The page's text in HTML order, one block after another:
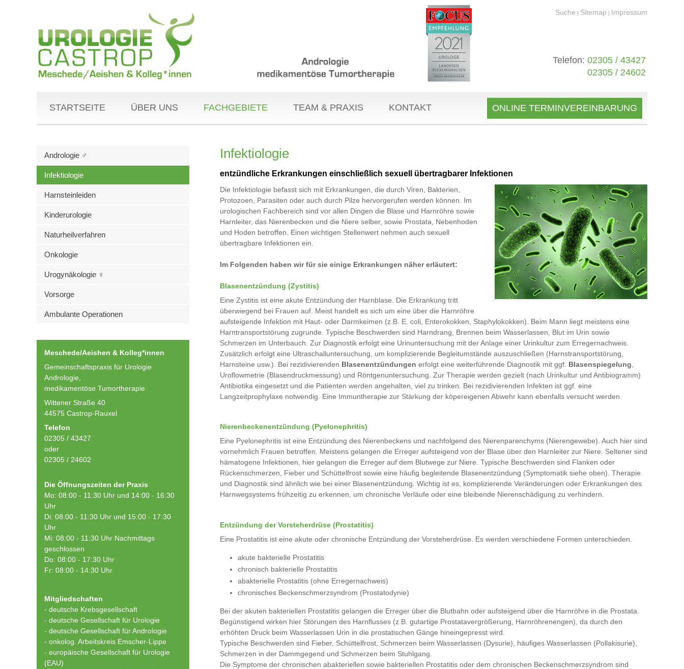
Suche | Sitemap | Impressum
Telefon: 02305 / 43427
02305 / 24602
STARTSEITE ÜBER UNS FACHGEBIETE TEAM & PRAXIS KONTAKT ONLINE TERMINVEREINBARUNG
Andrologie ♂
Infektiologie
Harnsteinleiden
Kinderurologie
Naturheilverfahren
Onkologie
Urogynäkologie ♀
Vorsorge
Ambulante Operationen
Meschede/Aeishen & Kolleg*innen
Gemeinschaftspraxis für Urologie
Andrologie,
medikamentöse Tumortherapie
Wittener Straße 40
44575 Castrop-Rauxel
Telefon
02305 / 43427
oder
02305 / 24602
Die Öffnungszeiten der Praxis
Mo: 08:00 - 11:30 Uhr und 14:00 - 16:30
Uhr
Di: 08:00 - 11:30 Uhr und 15:00 - 17:30
Uhr
Mi: 08:00 - 11:30 Uhr Nachmittags
geschlossen
Do: 08:00 - 17:30 Uhr
Fr: 08:00 - 14:30 Uhr
Mitgliedschaften
- deutsche Krebsgesellschaft
- deutsche Gesellschaft für Urologie
- deutsche Gesellschaft für Andrologie
- onkolog. Arbeitskreis Emscher-Lippe
- europäische Gesellschaft für Urologie
(EAU)
Infektiologie
entzündliche Erkrankungen einschließlich sexuell übertragbarer Infektionen
Die Infektiologie befasst sich mit Erkrankungen, die durch Viren, Bakterien,
Protozoen, Parasiten oder auch durch Pilze hervorgerufen werden können. Im
urologischen Fachbereich sind vor allen Dingen die Blase und Harnröhre sowie
Harnleiter, das Nierenbecken und die Niere selber, sowie Prostata, Nebenhoden
und Hoden betroffen. Einen wichtigen Stellenwert nehmen auch sexuell
übertragbare Infektionen ein.
Im Folgenden haben wir für sie einige Erkrankungen näher erläutert:
Blasenentzündung (Zystitis)
Eine Zystitis ist eine akute Entzündung der Harnblase. Die Erkrankung tritt
überwiegend bei Frauen auf. Meist handelt es sich um eine über die Harnröhre
aufsteigende Infektion mit Haut- oder Darmkeimen (z.B. E. coli, Enterokokken, Staphylokokken). Beim Mann liegt meistens eine
Harntransportstörung zugrunde. Typische Beschwerden sind Harndrang, Brennen beim Wasserlassen, Blut im Urin sowie
Schmerzen im Unterbauch. Zur Diagnostik erfolgt eine Urinuntersuchung mit der Anlage einer Urinkultur zum Erregernachweis.
Zusätzlich erfolgt eine Ultraschalluntersuchung, um komplizierende Begleitumstände auszuschließen (Harnstransportstörung,
Harnsteine usw.). Bei rezidivierenden Blasenentzündungen erfolgt eine weiterführende Diagnostik mit ggf. Blasenspiegelung
Uroflowmetrie (Blasendruckmessung) und Röntgenuntersuchung. Zur Therapie werden gezielt (nach Urinkultur und Antibiogramm)
Antibiotika eingesetzt und die Patienten werden angehalten, viel zu trinken. Bei rezidivierenden Infekten ist ggf. eine
Langzeitprophylaxe notwendig. Eine Immuntherapie zur Stärkung der köpereigenen Abwehr kann ebenfalls versucht werden.
Nierenbeckenentzündung (Pyelonephritis)
Eine Pyelonephritis ist eine Entzündung des Nierenbeckens und nachfolgend des Nierenparenchyms (Nierengewebe). Auch hier sind
vornehmlich Frauen betroffen. Meistens gelangen die Erreger aufsteigend von der Blase über den Harnleiter zur Niere. Seltener sind
hämatogene Infektionen, hier gelangen die Erreger auf dem Blutwege zur Niere. Typische Beschwerden sind Flanken oder
Rückenschmerzen, Fieber und Schüttelfrost sowie eine häufig begleitende Blasenentzündung (Symptomatik siehe oben). Therapie
und Diagnostik sind ähnlich wie bei einer Blasenentzündung. Wichtig ist es, komplizierende Veränderungen oder Erkrankungen des
Harnwegsystems frühzeitig zu erkennen, um chronische Verläufe oder eine bleibende Nierenschädigung zu verhindern.
Entzündung der Vorsteherdrüse (Prostatitis)
Eine Prostatitis ist eine akute oder chronische Entzündung der Vorsteherdrüse. Es werden verschiedene Formen unterschieden.
akute bakterielle Prostatitis
chronisch bakterielle Prostatitis
abakterielle Prostatitis (ohne Erregernachweis)
chronisches Beckenschmerzsyndrom (Prostatodynie)
Bei der akuten bakteriellen Prostatitis gelangen die Erreger über die Blutbahn oder aufsteigend über die Harnröhre in die Prostata.
Begünstigend wirken hier Störungen des Harnflusses (z.B. gutartige Prostatavergrößerung, Harnröhrenengen), da durch den
erhöhten Druck beim Wasserlassen Urin in die prostatischen Gänge hineingepresst wird.
Typische Beschwerden sind Fieber, Schüttelfrost, Schmerzen beim Wasserlassen (Dysurie), häufiges Wasserlassen (Pollakisurie),
Schmerzen in der Dammgegend und Schmerzen beim Stuhlgang.
Die Symptome der chronischen abakteriellen sowie bakteriellen Prostatitis oder dem chronischen Beckenschmerzsyndrom sind